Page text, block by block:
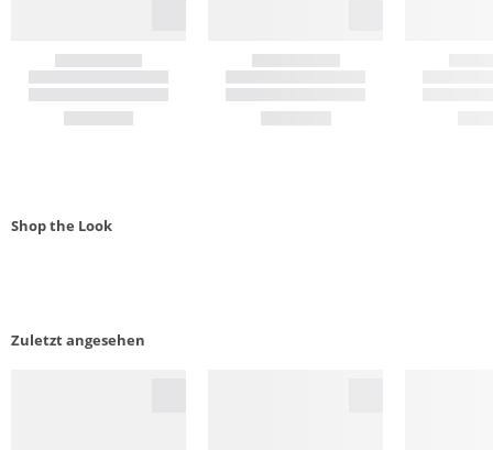
Shop the Look
Zuletzt angesehen